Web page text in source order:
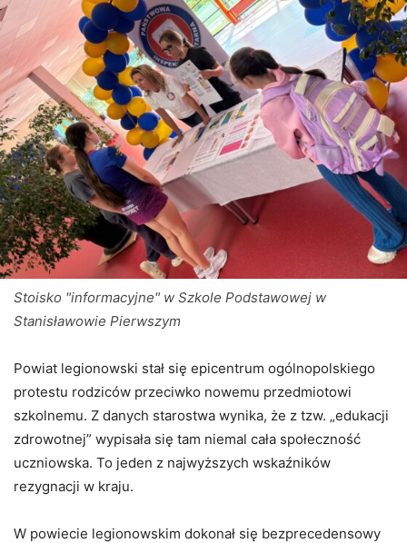
Stoisko "informacyjne" w Szkole Podstawowej w
Stanisławowie Pierwszym
Powiat legionowski stał się epicentrum ogólnopolskiego
protestu rodziców przeciwko nowemu przedmiotowi
szkolnemu. Z danych starostwa wynika, że z tzw. „edukacji
zdrowotnej” wypisała się tam niemal cała społeczność
uczniowska. To jeden z najwyższych wskaźników
rezygnacji w kraju.
W powiecie legionowskim dokonał się bezprecedensowy